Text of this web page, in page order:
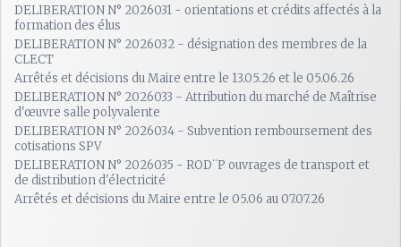
DELIBERATION N° 2026031 - orientations et crédits affectés à la
formation des élus
DELIBERATION N° 2026032 - désignation des membres de la
CLECT
Arrêtés et décisions du Maire entre le 13.05.26 et le 05.06.26
DELIBERATION N° 2026033 - Attribution du marché de Maîtrise
d'œuvre salle polyvalente
DELIBERATION N° 2026034 - Subvention remboursement des
cotisations SPV
DELIBERATION N° 2026035 - ROD¨P ouvrages de transport et
de distribution d'électricité
Arrêtés et décisions du Maire entre le 05.06 au 07.07.26